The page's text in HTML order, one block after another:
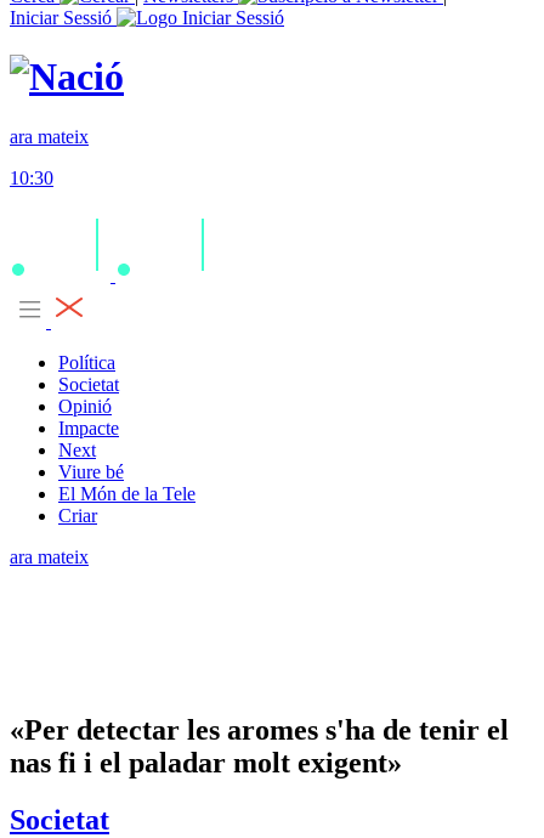
Iniciar Sessió
ara mateix
10:30
Política
Societat
Opinió
Impacte
Next
Viure bé
El Món de la Tele
Criar
ara mateix
«Per detectar les aromes s'ha de tenir el
nas fi i el paladar molt exigent»
Societat